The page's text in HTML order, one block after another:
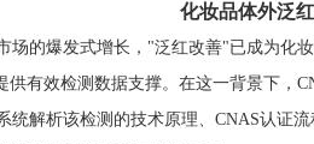
化妆品体外泛
场的爆发式增长，"泛红改善"已成为化
供有效检测数据支撑。在这一背景下，
统解析该检测的技术原理、CNAS认证